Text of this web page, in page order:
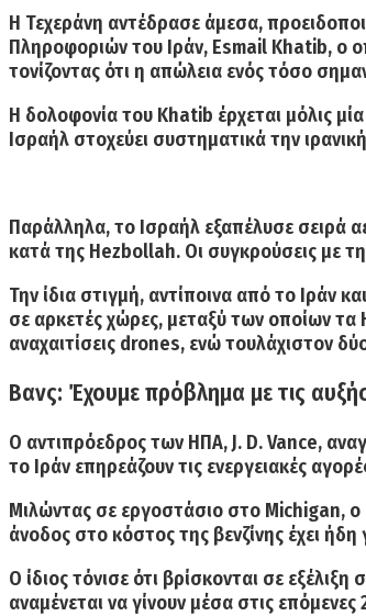
Η Τεχεράνη αντέδρασε άμεσα,
Πληροφοριών του Ιράν, Esmail Khatib, ο
τονίζοντας ότι η απώλεια ενός τόσο
Η δολοφονία του Κhatib έρχεται μόλις
Ισραήλ στοχεύει συστηματικά την
Παράλληλα, το Ισραήλ εξαπέλυσε σειρά
κατά της Hezbollah. Οι συγκρούσεις με
Την ίδια στιγμή, αντίποινα από το Ιράν
σε αρκετές χώρες, μεταξύ των οποίων τα
αναχαιτίσεις drones, ενώ τουλάχιστον
Βανς: Έχουμε πρόβλημα με τις
Ο αντιπρόεδρος των ΗΠΑ,J. D. Vance,
το Ιράν επηρεάζουν τις ενεργειακές
Μιλώντας σε εργοστάσιο στο Michigan, ο
άνοδος στο κόστος της βενζίνης έχει ήδη
Ο ίδιος τόνισε ότι βρίσκονται σε
αναμένεται να γίνουν μέσα στις